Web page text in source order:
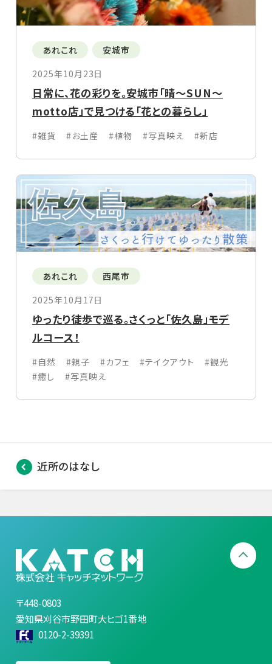
あれこれ
安城市
2025年10月23日
日常に、花の彩りを。安城市「晴〜SUN〜
motto店」で見つける「花との暮らし」
#雑貨 #お土産 #植物 #写真映え #新店
あれこれ
西尾市
2025年10月17日
ゆったり徒歩で巡る。さくっと「佐久島」モデ
ルコース！
#自然 #親子 #カフェ #テイクアウト
#観光
#癒し
#写真映え
近所のはなし
〒448-0803
愛知県刈谷市野田町大ヒゴ1番地
0120-2-39391